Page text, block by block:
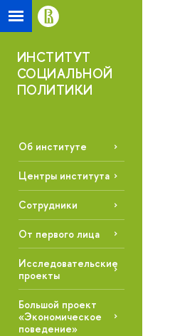
ИНСТИТУТ
СОЦИАЛЬНОЙ
ПОЛИТИКИ
Об институте
Центры института
Сотрудники
От первого лица
Исследовательские
проекты
Большой проект
«Экономическое
поведение»